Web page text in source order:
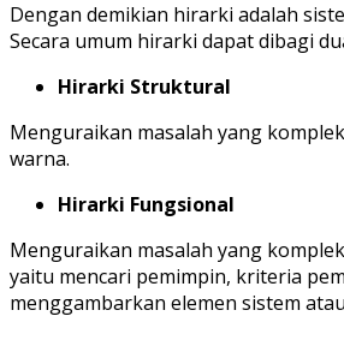
Dengan demikian hirarki adalah
Secara umum hirarki dapat dibagi
Hirarki Struktural
Menguraikan masalah yang
warna.
Hirarki Fungsional
Menguraikan masalah yang
yaitu mencari pemimpin, kriteria
menggambarkan elemen sistem